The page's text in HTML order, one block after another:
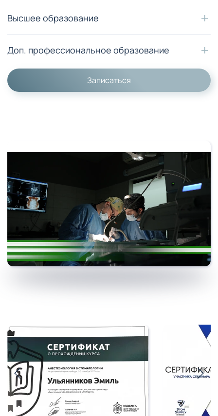
Высшее образование
Доп. профессиональное образование
Записаться